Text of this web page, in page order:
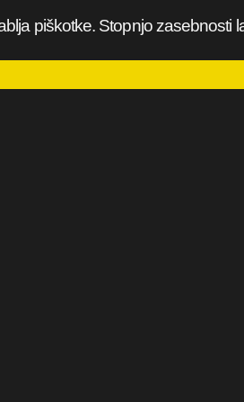
piškotke. Stopnjo zasebnosti